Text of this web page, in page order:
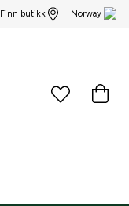
Finn butikk Norway